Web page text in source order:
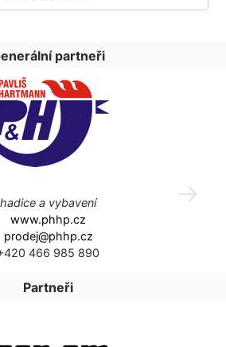
partneři
hadice a vybavení
www.phhp.cz
prodej@phhp.cz
466 985 890
Partneři